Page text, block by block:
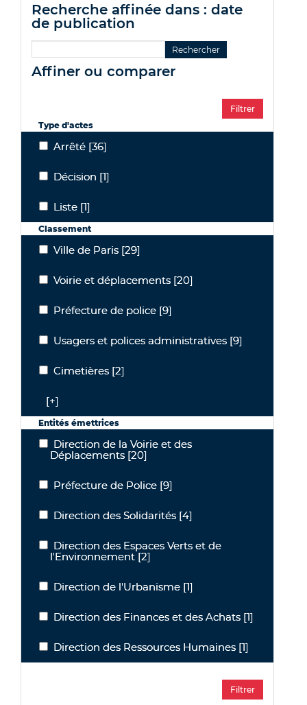
recherche affinée dans : date
de publication
affiner ou comparer
Type d'actes
ArrêtéArrêté [36]
Décision
Décision [1]
Liste [1]
Classement
Ville de Paris
Ville de Paris [29]
Voirie et déplacements
Voirie et déplacements [20]
Préfecture de police
Préfecture de police [9]
Usagers et polices administratives
Usagers et polices administratives [9]
Cimetières
Cimetières [2]
[+]
Entités émettrices
Direction de la Voirie et des Déplacements
Direction de la Voirie et des
Déplacements [20]
Préfecture de Police
Préfecture de Police [9]
Direction des Solidarités
Direction des Solidarités [4]
Direction des Espaces Verts et de l'Environnement
Direction des Espaces Verts et de
l'Environnement [2]
Direction de l'Urbanisme
Direction de l'Urbanisme [1]
Direction des Finances et des Achats
Direction des Finances et des Achats [1]
Direction des Ressources Humaines
Direction des Ressources Humaines [1]